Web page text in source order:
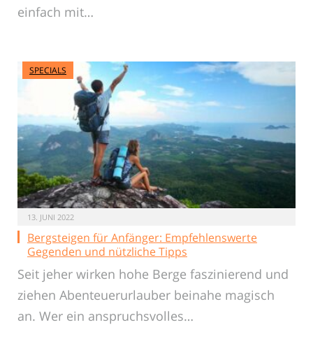
einfach mit…
SPECIALS
13. JUNI 2022
Bergsteigen für Anfänger: Empfehlenswerte
Gegenden und nützliche Tipps
Seit jeher wirken hohe Berge faszinierend und
ziehen Abenteuerurlauber beinahe magisch
an. Wer ein anspruchsvolles…